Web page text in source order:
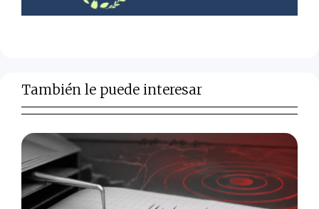
También le puede interesar